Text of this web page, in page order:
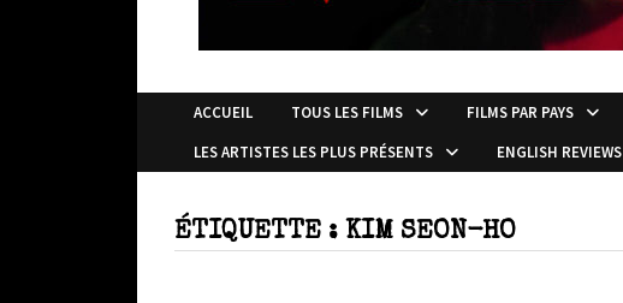
ACCUEIL TOUS LES FILMS FILMS PAR PAYS
LES ARTISTES LES PLUS PRÉSENTS
ENGLISH REVIEWS
ÉTIQUETTE : KIM SEON-HO